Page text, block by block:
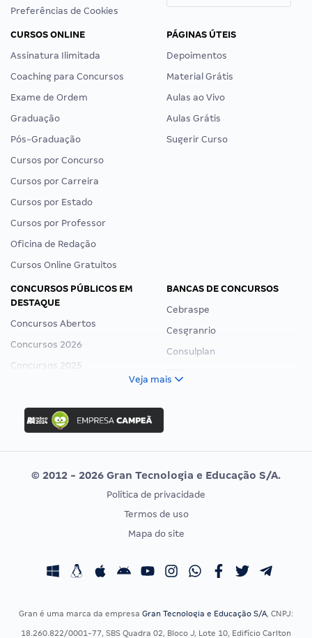
Preferências de Cookies
CURSOS ONLINE
Assinatura Ilimitada
Coaching para Concursos
Exame de Ordem
Graduação
Pós-Graduação
Cursos por Concurso
Cursos por Carreira
Cursos por Estado
Cursos por Professor
Oficina de Redação
Cursos Online Gratuitos
PÁGINAS ÚTEIS
Depoimentos
Material Grátis
Aulas ao Vivo
Aulas Grátis
Sugerir Curso
CONCURSOS PÚBLICOS EM
DESTAQUE
Concursos Abertos
Concursos 2026
Concursos 2025
Concurso Ibama
Concurso MPU
Editais publicados
BANCAS DE CONCURSOS
Cebraspe
Cesgranrio
Consulplan
Vunesp
CONCURSOS POR PROFISSÃO
Concursos Fiscais
EXAME DE ORDEM
Calendário OAB
Veja mais
© 2012 - 2026 Gran Tecnologia e Educação S/A.
Política de privacidade
Termos de uso
Mapa do site
Gran é uma marca da empresa Gran Tecnologia e Educação S/A, CNPJ:
18.260.822/0001-77, SBS Quadra 02, Bloco J, Lote 10, Edifício Carlton